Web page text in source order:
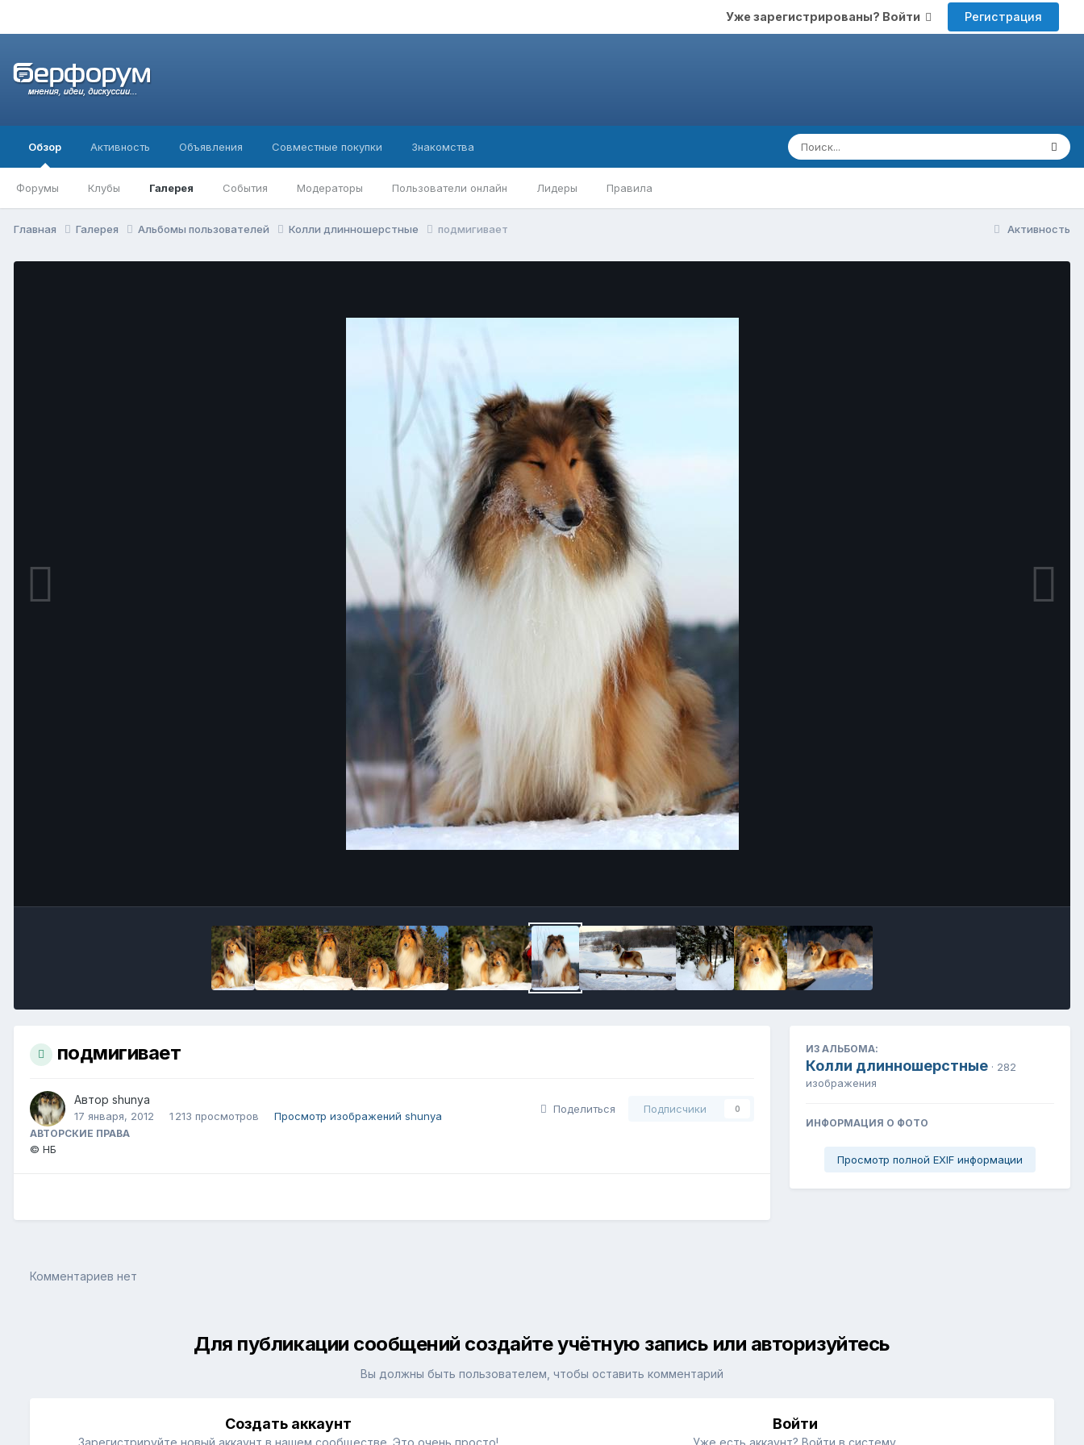
Уже зарегистрированы? Войти Регистрация
Обзор
Форумы Клубы Галерея События Модераторы Пользователи онлайн Лидеры Правила
Активность Объявления Совместные покупки Знакомства
Активность
Главная Галерея Альбомы пользователей Колли длинношерстные подмигивает
подмигивает
Автор shunya
17 января, 2012 1 213 просмотров Просмотр изображений shunya
Поделиться Подписчики 0
АВТОРСКИЕ ПРАВА
© НБ
ИЗ АЛЬБОМА:
Колли длинношерстные · 282
изображения
ИНФОРМАЦИЯ О ФОТО
Просмотр полной EXIF информации
Комментариев нет
Для публикации сообщений создайте учётную запись или авторизуйтесь
Вы должны быть пользователем, чтобы оставить комментарий
Создать аккаунт Войти